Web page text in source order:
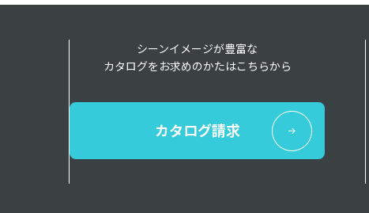
シーンイメージが豊富な
カタログをお求めのかたはこちらから
カタログ請求